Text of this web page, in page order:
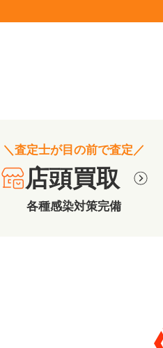
＼査定士が目の前で査定／
店頭買取
各種感染対策完備